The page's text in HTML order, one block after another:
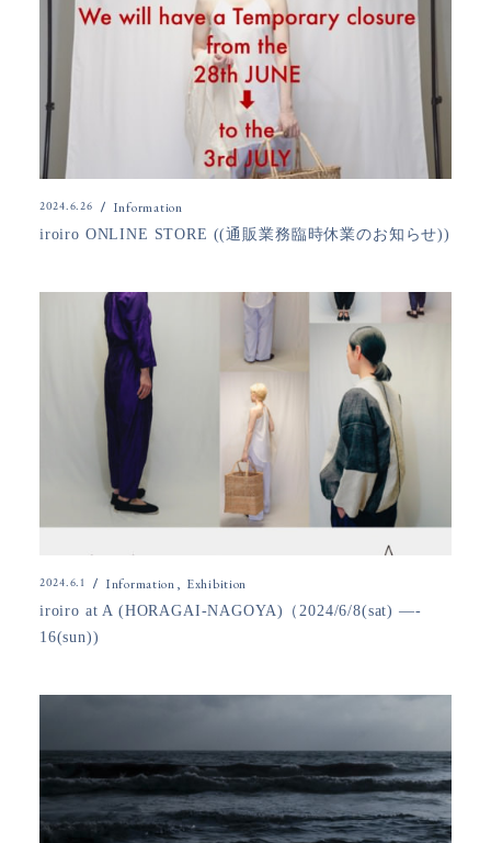
2024.6.26 Information
iroiro ONLINE STORE ((通販業務臨時休業のお知らせ))
2024.6.1 Information Exhibition
iroiro at A (HORAGAI-NAGOYA)（2024/6/8(sat) —-
16(sun))